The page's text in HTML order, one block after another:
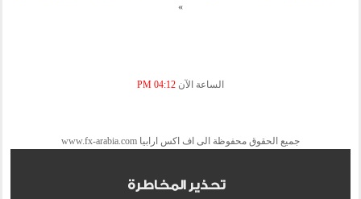
»
الساعة الآن 04:12 PM
جميع الحقوق محفوظة الى اف اكس ارابيا www.fx-arabia.com
تحذير المخاطرة